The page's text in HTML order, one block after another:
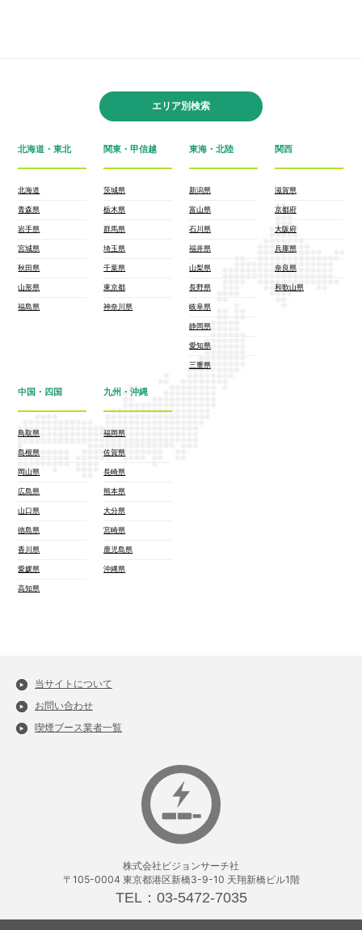
エリア別検索
北海道・東北
北海道
青森県
岩手県
宮城県
秋田県
山形県
福島県
関東・甲信越
茨城県
栃木県
群馬県
埼玉県
千葉県
東京都
神奈川県
東海・北陸
新潟県
富山県
石川県
福井県
山梨県
長野県
岐阜県
静岡県
愛知県
三重県
関西
滋賀県
京都府
大阪府
兵庫県
奈良県
和歌山県
中国・四国
鳥取県
島根県
岡山県
広島県
山口県
徳島県
香川県
愛媛県
高知県
九州・沖縄
福岡県
佐賀県
長崎県
熊本県
大分県
宮崎県
鹿児島県
沖縄県
当サイトについて
お問い合わせ
喫煙ブース業者一覧
株式会社ビジョンサーチ社
〒105-0004 東京都港区新橋3-9-10 天翔新橋ビル1階
TEL：03-5472-7035